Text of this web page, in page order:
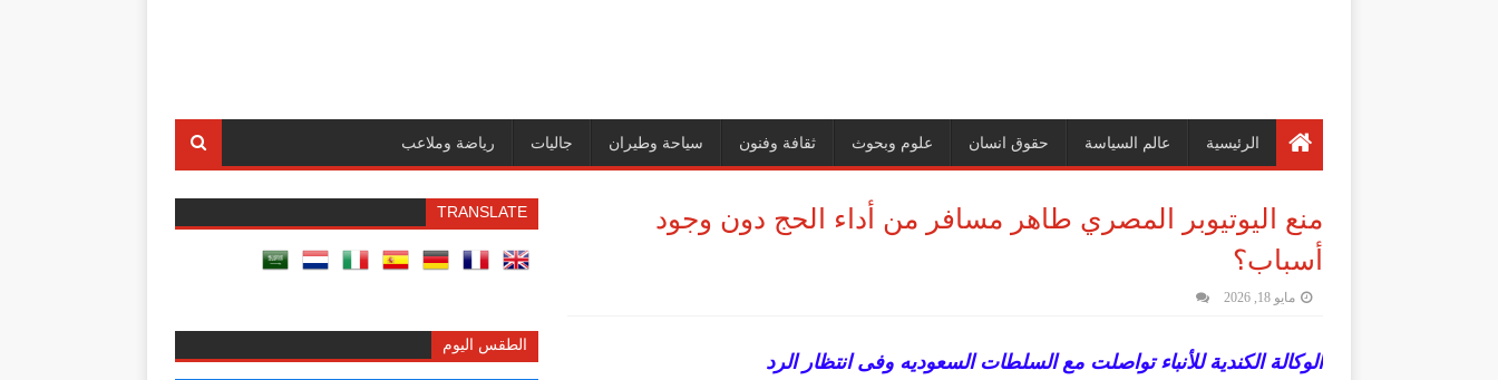
الرئيسية عالم السياسة حقوق انسان علوم وبحوث ثقافة وفنون سياحة وطيران جاليات رياضة وملاعب
منع اليوتيوبر المصري طاهر مسافر من أداء الحج دون وجود
أسباب؟
مايو 18, 2026
الوكالة الكندية للأنباء تواصلت مع السلطات السعوديه وفى انتظار الرد
TRANSLATE
الطقس اليوم